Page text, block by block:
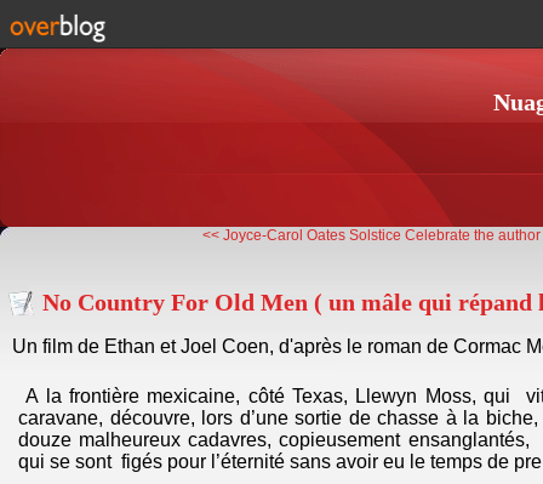
<< Joyce-Carol Oates Solstice Celebrate the author
No Country For Old Men ( un mâle qui répand
Un film de Ethan et Joel Coen, d'après le roman de Cormac
A la frontière mexicaine, côté Texas, Llewyn Moss, qui
caravane, découvre, lors d’une sortie de chasse à la
douze malheureux cadavres, copieusement
qui se sont figés pour l’éternité sans avoir eu le temps de